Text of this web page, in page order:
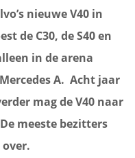
nieuwe V40 in
de C30, de S40 en
in de arena
A. Acht jaar
mag de V40 naar
meeste bezitters